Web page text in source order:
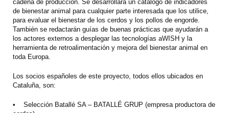
cadena de producción. Se desarrollará un catálogo de indicadores
de bienestar animal para cualquier parte interesada que los utilice,
para evaluar el bienestar de los cerdos y los pollos de engorde.
También se redactarán guías de buenas prácticas que ayudarán a
los actores externos a desplegar las tecnologías aWISH y la
herramienta de retroalimentación y mejora del bienestar animal en
toda Europa.
Los socios españoles de este proyecto, todos ellos ubicados en
Cataluña, son:
• Selección Batallé SA – BATALLÉ GRUP (empresa productora de